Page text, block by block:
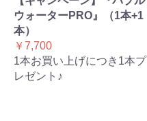
ウォーターPRO』（1本+1
本）
￥7,700
1本お買い上げにつき1本プ
レゼント♪